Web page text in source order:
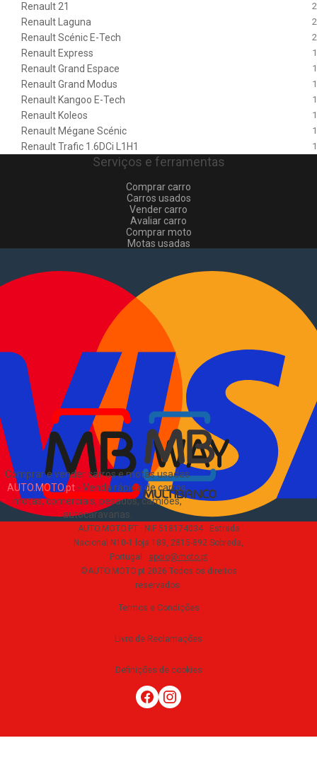
Renault 21 2
Renault Laguna 2
Renault Scénic E-Tech 2
Renault Express 1
Renault Grand Espace 1
Renault Grand Modus 1
Renault Kangoo E-Tech 1
Renault Koleos 1
Renault Mégane Scénic 1
Renault Trafic 1.6DCi L1H1 1
Comprar e vender carros e motas usadas
AUTO.MOTO.pt- Venda rápida de carros,
motas, comerciais, pesados, camiões,
autocaravanas
Serviços e ferramentas
Comprar carro
Carros usados
Vender carro
Avaliar carro
Comprar moto
Motas usadas
Comerciais usados
Vender comerciais
Informações
Como comprar e vender
Pacotes de anúncios
Verificar VIN e matrícula
Sitemap
EN
Sobre Nós
AUTO.MOTO.PT · NIF 518174034 · Estrada
Nacional N10-1 loja 189, 2815-892 Sobreda,
Portugal · apoio@moto.pt
©AUTO.MOTO.pt 2026 Todos os direitos
reservados.
Termos e Condições
Livro de Reclamações
Definições de cookies